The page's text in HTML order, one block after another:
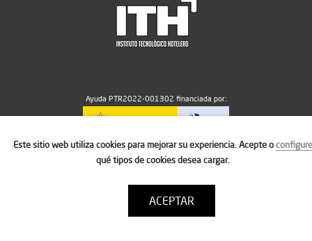
Ayuda PTR2022-001302 financiada por:
MICIU/AEI/10.13039/501100011033
Política de cookies
Condiciones de uso
Este sitio web utiliza cookies para mejorar su experiencia. Acepte oconfigure
qué tipos de cookies desea cargar.
ACEPTAR